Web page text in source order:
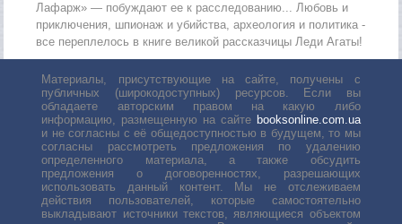
Лафарж» — побуждают ее к расследованию... Любовь и
приключения, шпионаж и убийства, археология и политика -
все переплелось в книге великой рассказчицы Леди Агаты!
Материалы, присутствующие на сайте, получены с
публичных (широкодоступных) ресурсов. Если вы
обладаете авторским правом на какую либо
информацию, размещенную на сайте booksonline.com.ua
и не согласны с её общедоступностью в будущем, то мы
согласны рассмотреть предложения по удалению
определенного материала, а также обсудить
предложения о договоренностях, разрешающих
использовать данный контент. Мы не отслеживаем
действия пользователей, которые самостоятельно
выкладывают источники текстов, являющиеся объектом